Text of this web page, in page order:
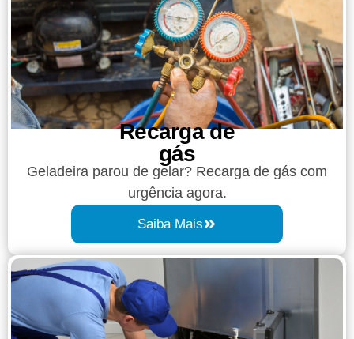
Recarga de
gás
Geladeira parou de gelar? Recarga de gás com
urgência agora.
Saiba Mais